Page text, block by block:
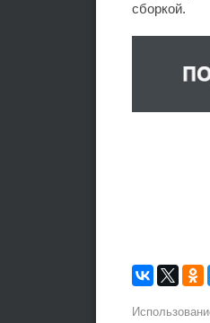
сборкой.